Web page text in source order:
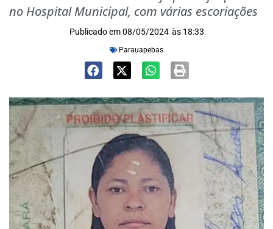
no Hospital Municipal, com várias escoriações
Publicado em 08/05/2024 às 18:33
Parauapebas